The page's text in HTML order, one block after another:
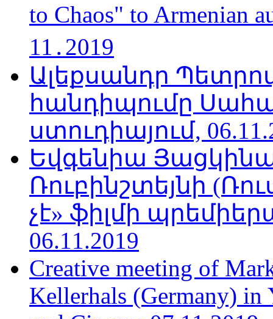
to Chaos" to Armenian
11․2019
Ալեքսանդր
հանդիպումը
ստուդիայում,
Եվգենիա
Ռուբինշտեյնի
չէ» ֆիլմի
06.11.2019
Creative meeting of
Kellerhals (Germany) in